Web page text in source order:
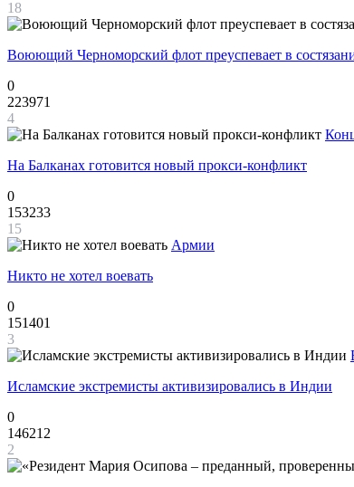
18
Воюющий Черноморский флот преуспевает в
0
223971
4
На Балканах готовится новый прокси-конфликт
0
153233
15
Армии
Никто не хотел воевать
0
151401
3
Исламские экстремисты активизировались в Индии
0
146212
2